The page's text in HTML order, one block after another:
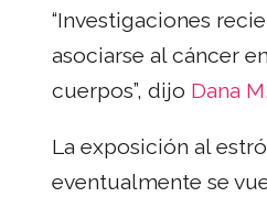
“Investigaciones
asociarse al cáncer
cuerpos”, dijo Dana
La exposición al
eventualmente se